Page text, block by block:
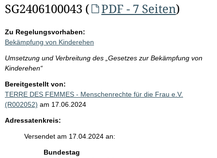
SG2406100043 (
PDF - 7 Seiten)
Zu Regelungsvorhaben:
Bekämpfung von Kinderehen
Umsetzung und Verbreitung des „Gesetzes zur Bekämpfung von
Kinderehen“
Bereitgestellt von:
TERRE DES FEMMES - Menschenrechte für die Frau e.V.
(R002052) am 17.06.2024
Adressatenkreis:
Versendet am 17.04.2024 an:
Bundestag